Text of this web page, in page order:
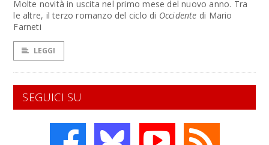
Molte novità in uscita nel primo mese del nuovo anno. Tra
le altre, il terzo romanzo del ciclo di Occidente di Mario
Farneti
LEGGI
SEGUICI SU